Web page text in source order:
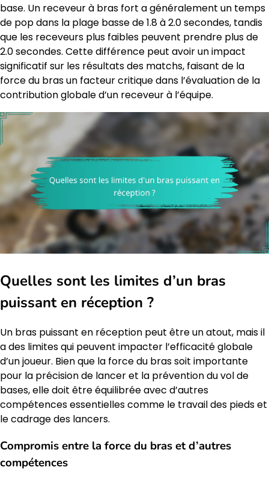
base. Un receveur à bras fort a généralement un temps
de pop dans la plage basse de 1.8 à 2.0 secondes, tandis
que les receveurs plus faibles peuvent prendre plus de
2.0 secondes. Cette différence peut avoir un impact
significatif sur les résultats des matchs, faisant de la
force du bras un facteur critique dans l’évaluation de la
contribution globale d’un receveur à l’équipe.
Quelles sont les limites d’un bras
puissant en réception ?
Un bras puissant en réception peut être un atout, mais il
a des limites qui peuvent impacter l’efficacité globale
d’un joueur. Bien que la force du bras soit importante
pour la précision de lancer et la prévention du vol de
bases, elle doit être équilibrée avec d’autres
compétences essentielles comme le travail des pieds et
le cadrage des lancers.
Compromis entre la force du bras et d’autres
compétences